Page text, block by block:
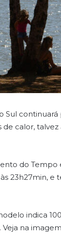
Sul
calor,
do Tempo
23h27min,
indica
na